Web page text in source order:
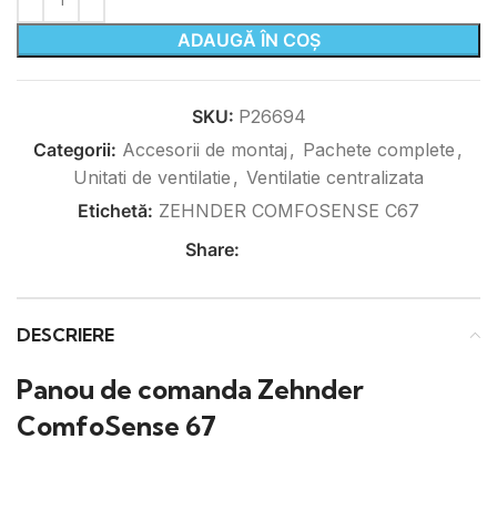
ADAUGĂ ÎN COȘ
SKU: P26694
Categorii: Accesorii de montaj , Pachete complete ,
Unitati de ventilatie , Ventilatie centralizata
Etichetă: ZEHNDER COMFOSENSE C67
Share:
DESCRIERE
Panou de comanda Zehnder
ComfoSense 67